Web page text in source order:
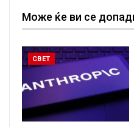
Може ќе ви се
СВЕТ